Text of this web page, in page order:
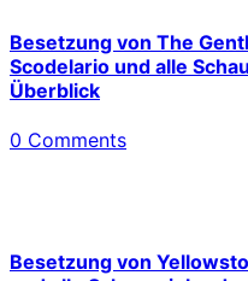
Besetzung von The
Scodelario und alle
Überblick
0 Comments
Besetzung von